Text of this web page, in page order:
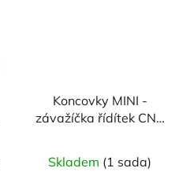
Koncovky MINI -
závažíčka řídítek CNC
Skladem (1 sada)